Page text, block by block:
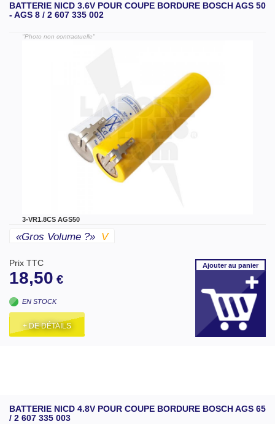
BATTERIE NICD 3.6V POUR COUPE BORDURE BOSCH AGS 50
- AGS 8 / 2 607 335 002
"Photo non contractuelle"
3-VR1.8CS AGS50
«gros Volume ?» V
Prix TTC
18,50 €
EN STOCK
+ DE DÉTAILS
Ajouterau panier
BATTERIE NICD 4.8V POUR COUPE BORDURE BOSCH AGS 65
/ 2 607 335 003